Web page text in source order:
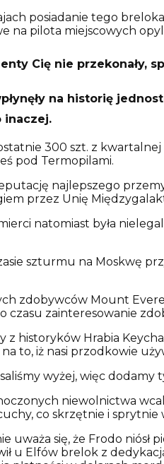
posiadanie tego
na pilota miejscowych
Cię nie przekonały,
na historię
inaczej.
300 szt. z kwartalnej
pod Termopilami.
najlepszego
przez Unię
natomiast była
szturmu na Moskwę
zdobywców Mount
czasu zainteresowanie
z historyków Hrabia
to, iż nasi przodkowie
wyżej, więc
niewolnictwa
co skrzętnie i
uważa się, że Frodo
u Elfów brelok z